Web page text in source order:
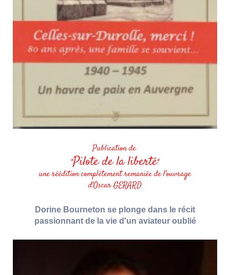
Publication de
"Pilote de la liberté"
une réédition complètement remaniée de l'ouvrage
d'Oscar GERARD
Dorine Bourneton se plonge dans le récit
passionnant de la vie d'un aviateur oublié